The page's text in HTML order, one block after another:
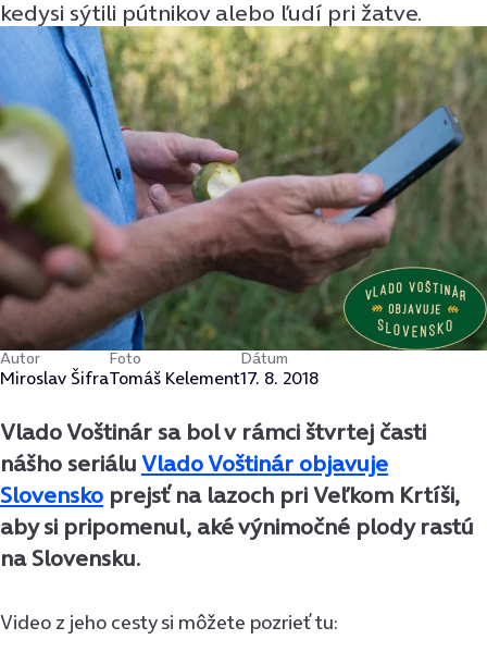
kedysi sýtili pútnikov alebo ľudí pri žatve.
Autor
Miroslav Šifra
Foto
Tomáš Kelement
Dátum
17. 8. 2018
Vlado Voštinár sa bol v rámci štvrtej časti
nášho seriálu Vlado Voštinár objavuje
Slovensko prejsť na lazoch pri Veľkom Krtíši,
aby si pripomenul, aké výnimočné plody rastú
na Slovensku.
Video z jeho cesty si môžete pozrieť tu: